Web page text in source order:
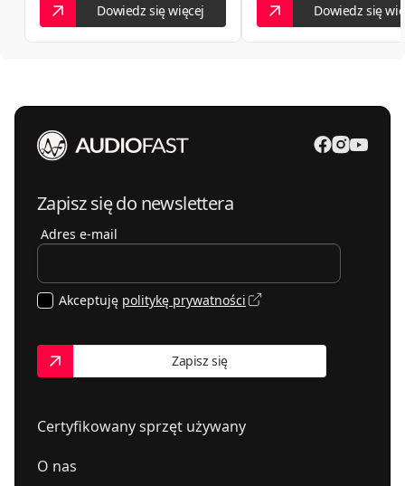
Dowiedz się więcej Dowiedz się
Certyfikowany sprzęt używany
O nas
Zapisz się do newslettera
Adres e-mail
Akceptuję politykę prywatności
Zapisz się